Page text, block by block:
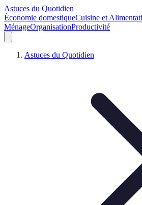
Astuces du Quotidien
Économie domestiqueCuisine et
MénageOrganisationProductivité
Astuces du Quotidien